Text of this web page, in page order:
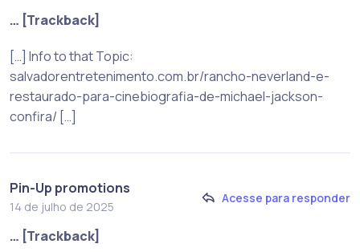
… [Trackback]
[…] Info to that Topic:
salvadorentretenimento.com.br/rancho-neverland-e-
restaurado-para-cinebiografia-de-michael-jackson-
confira/ […]
Pin-Up promotions
14 de julho de 2025
Acesse para responder
… [Trackback]